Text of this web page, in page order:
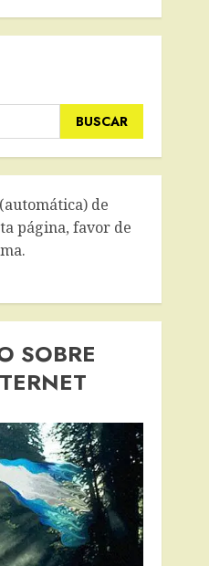
de
página, favor de
SOBRE